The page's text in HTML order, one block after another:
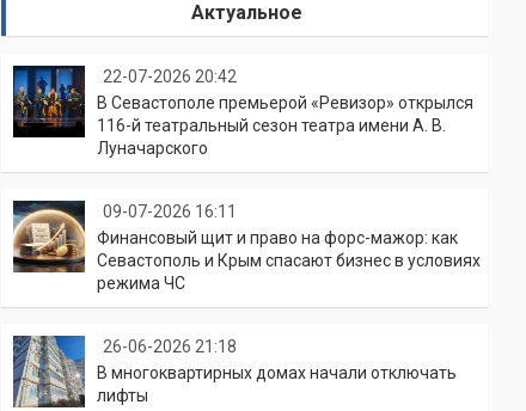
Актуальное
22-07-2026 20:42
В Севастополе премьерой «Ревизор» открылся
116-й театральный сезон театра имени А. В.
Луначарского
09-07-2026 16:11
Финансовый щит и право на форс-мажор: как
Севастополь и Крым спасают бизнес в условиях
режима ЧС
26-06-2026 21:18
В многоквартирных домах начали отключать
лифты